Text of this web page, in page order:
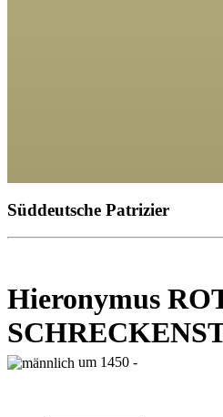
Süddeutsche Patrizier
Hieronymus
um 1450 -